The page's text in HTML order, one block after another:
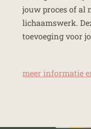
jouw proces of al
lichaamswerk.
toevoeging voor
meer informatie